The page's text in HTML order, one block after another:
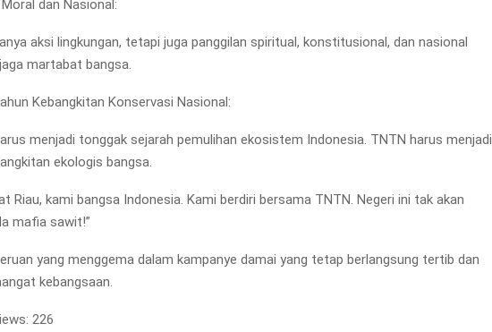
dan Nasional:
aksi lingkungan, tetapi juga panggilan spiritual, konstitusional, dan nasional
martabat bangsa.
Kebangkitan Konservasi Nasional:
menjadi tonggak sejarah pemulihan ekosistem Indonesia. TNTN harus menjadi
ekologis bangsa.
Riau, kami bangsa Indonesia. Kami berdiri bersama TNTN. Negeri ini tak akan
mafia sawit!”
yang menggema dalam kampanye damai yang tetap berlangsung tertib dan
kebangsaan.
226